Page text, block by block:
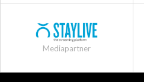
Mediapartner